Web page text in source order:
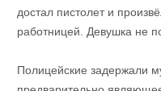
достал пистолет и
работницей. Девушка не
Полицейские задержали